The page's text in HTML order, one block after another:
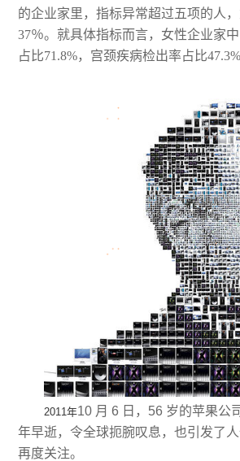
的企业家里，指标异常超过五项的人
37％。就具体指标而言，女性企业家
占比71.8%，宫颈疾病检出率占比
2011年10 月 6 日，56 岁的苹果公
年早逝，令全球扼腕叹息，也引发了
再度关注。